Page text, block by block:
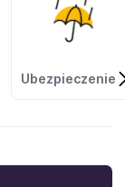
Ubezpieczenie